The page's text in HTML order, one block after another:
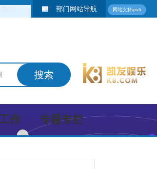
部门网站导航 网站支持ipv6
作 专题专栏